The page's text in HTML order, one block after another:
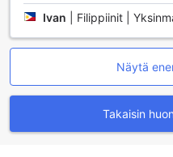
hiustenkuivaaja, joka
matkustamisen jälkeen.
pullovedellä, jotta voit
vierailusi mukavuutta.
rauhallisen ja rentouttavan
Ivan Filippiinit |
Näytä
Takaisin